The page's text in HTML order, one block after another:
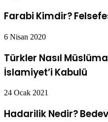
Farabi Kimdir?
6 Nisan 2020
Türkler Nasıl
İslamiyet’i Kabulü
24 Ocak 2021
Hadarilik Nedir?